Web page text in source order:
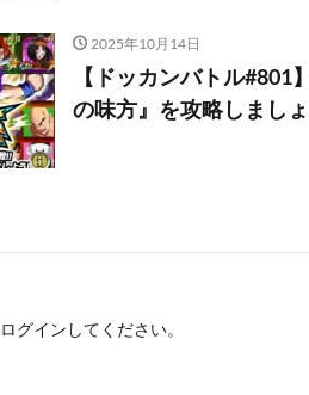
2025年10月14日
【ドッカンバトル
の味方』を攻略しまし
ログイン してください。